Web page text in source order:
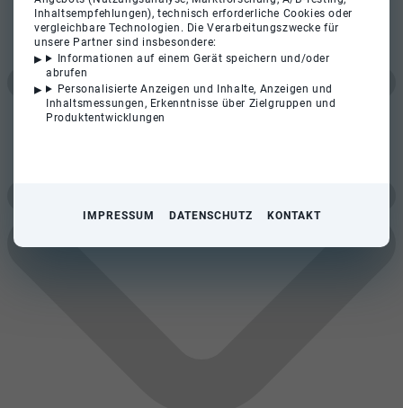
Inhaltsempfehlungen), technisch erforderliche Cookies oder
vergleichbare Technologien. Die Verarbeitungszwecke für
unsere Partner sind insbesondere:
Informationen auf einem Gerät speichern und/oder
abrufen
Personalisierte Anzeigen und Inhalte, Anzeigen und
Inhaltsmessungen, Erkenntnisse über Zielgruppen und
Produktentwicklungen
IMPRESSUM DATENSCHUTZ KONTAKT